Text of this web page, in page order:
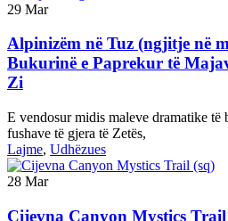
29 Mar
Alpinizëm në Tuz (ngjitje në
Bukurinë e Paprekur të
Zi
E vendosur midis maleve dramatike të
fushave të gjera të Zetës,
Lajme, Udhëzues
28 Mar
Cijevna Canyon Mystics Trail